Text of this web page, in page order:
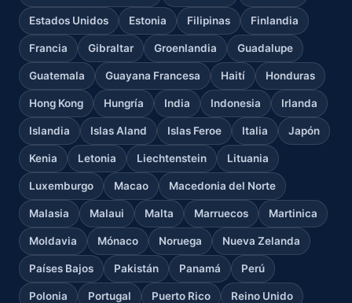
Estados Unidos Estonia Filipinas Finlandia
Francia Gibraltar Groenlandia Guadalupe
Guatemala Guayana Francesa Haití Honduras
Hong Kong Hungría India Indonesia Irlanda
Islandia Islas Aland Islas Feroe Italia Japón
Kenia Letonia Liechtenstein Lituania
Luxemburgo Macao Macedonia del Norte
Malasia Malaui Malta Marruecos Martinica
Moldavia Mónaco Noruega Nueva Zelanda
Países Bajos Pakistán Panamá Perú
Polonia Portugal Puerto Rico Reino Unido